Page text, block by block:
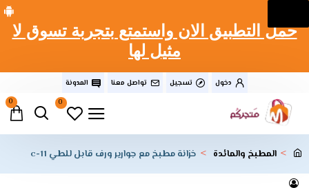
حمل التطبيق الان واستمتع بتجربة تسوق لا
مثيل لها
دخول تسجيل تواصل معنا
المدونة
0
0
المطبخ والمائدة خزانة مطبخ مع جوارير ورف قابل للطي c-11